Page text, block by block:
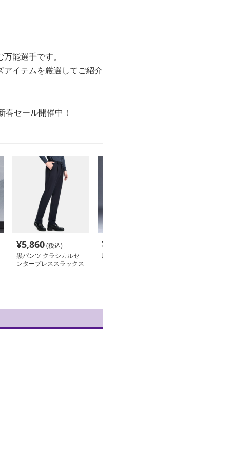
能選手です。
イテムを厳選してご紹介
春セール開催中！
¥5,860(税込)
黒パンツ クラシカルセ
ンタープレススラックス
¥
黒パンツ スリムシルエ